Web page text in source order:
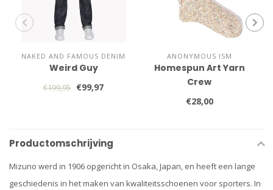
NAKED AND FAMOUS DENIM
Weird Guy
€199,95 €99,97
ANONYMOUS ISM
Homespun Art Yarn
Crew
€28,00
Productomschrijving
Mizuno werd in 1906 opgericht in Osaka, Japan, en heeft een lange
geschiedenis in het maken van kwaliteitsschoenen voor sporters. In